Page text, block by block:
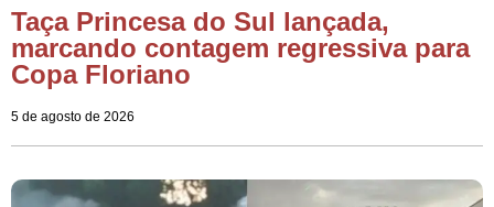
Taça Princesa do Sul lançada,
marcando contagem regressiva para
Copa Floriano
5 de agosto de 2026